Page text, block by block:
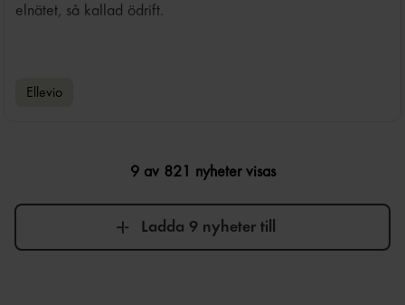
elnätet, så kallad ödrift.
Ellevio
9 av 821 nyheter visas
Ladda 9 nyheter till